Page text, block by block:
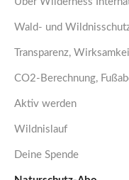
Wald- und
Transparenz,
CO2-Berechnung,
Aktiv werden
Wildnislauf
Deine Spende